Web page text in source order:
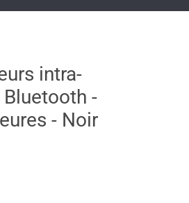
intra-
-
- Noir